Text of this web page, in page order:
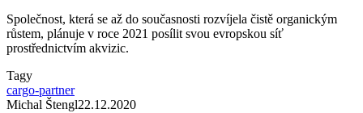
Společnost, která se až do současnosti rozvíjela čistě organickým
růstem, plánuje v roce 2021 posílit svou evropskou síť
prostřednictvím akvizic.
Tagy
cargo-partner
Michal Štengl22.12.2020